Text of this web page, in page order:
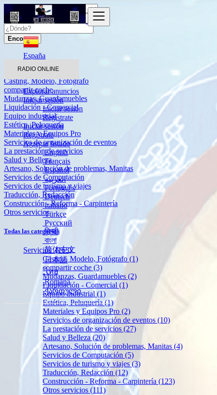
RADIO ONLINE
Explorar anuncios
Iniciar sesión
Iniciar sesión
Regístrate
Iniciar sesión
Regístrate
Agregar listado
English
Français
Español
العربية
Português
Deutsch
Italiano
Türkçe
Русский
हिन्दी
বাংলা
简体中文
日本語
ไทย
Română
ქართული
Encontrar
España
Casting, Modelo, Fotógrafo
compartir coche
Mudanzas, Guardamuebles
Liquidación - Comercial
Equipo industrial
Estética, Peluquería
Materiales y Equipos Pro
Servicios de organización de eventos
La prestación de servicios
Salud y Belleza
Artesano, Solución de problemas, Manitas
Servicios de Computación
Servicios de turismo y viajes
Traducción, Redacción
Construcción - Reforma - Carpintería
Otros servicios
Todas las categorías
Servicios(163)
Casting, Modelo, Fotógrafo (1)
compartir coche (3)
Mudanzas, Guardamuebles (2)
Liquidación - Comercial (1)
Equipo industrial (1)
Estética, Peluquería(1)
Materiales y Equipos Pro (2)
Servicios de organización de eventos (10)
La prestación de servicios (27)
Salud y Belleza (20)
Artesano, Solución de problemas, Manitas (4)
Servicios de Computación (5)
Servicios de turismo y viajes(3)
Traducción, Redacción (12)
Construcción - Reforma - Carpintería (123)
Otros servicios (111)